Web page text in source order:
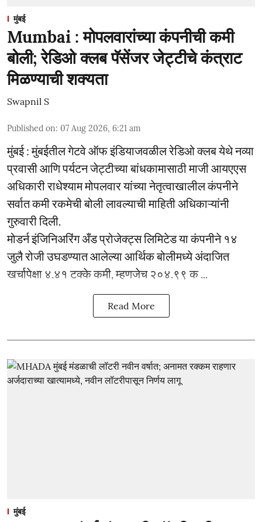
मुंबई
Mumbai : मोपलवारांच्या कंपनीची कमी
बोली; रेडिओ क्लब पॅसेंजर जेट्टीचे कंत्राट
मिळण्याची शक्यता
Swapnil S
Published on: 07 Aug 2026, 6:21 am
मुंबई : मुंबईतील गेटवे ऑफ इंडियाजवळील रेडिओ क्लब येथे नव्या
प्रवासी आणि पर्यटन जेट्टीच्या बांधकामासाठी माजी आयएएस
अधिकारी राधेश्याम मोपलवार यांच्या नेतृत्वाखालील कंपनीने
सर्वात कमी रकमेची बोली लावल्याची माहिती अधिकाऱ्यांनी
गुरुवारी दिली.
मोडर्न इंजिनिअरिंग अँड प्रोजेक्ट्स लिमिटेड या कंपनीने १४
जुलै रोजी उघडण्यात आलेल्या आर्थिक बोलीमध्ये अंदाजित
खर्चापेक्षा ४.४१ टक्के कमी, म्हणजेच २०४.९९ क ...
Read More
मुंबई